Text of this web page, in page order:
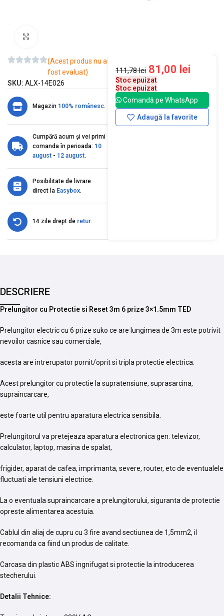
(Acest produs nu a
fost evaluat)
SKU: ALX-14E026
Magazin 100% românesc.
Cumpără acum și vei primi
comanda în perioada: 10
august - 12 august.
Posibilitate de livrare
direct la Easybox.
14 zile drept de retur.
111,78lei 81,00 lei
Stoc epuizat
Stoc epuizat
Comandă pe WhatsApp
Adaugă la favorite
DESCRIERE
Prelungitor cu Protectie si Reset 3m 6 prize 3×1.5mm TED
Prelungitor electric cu 6 prize suko ce are lungimea de 3m este potrivit
nevoilor casnice sau comerciale,
acesta are intrerupator pornit/oprit si tripla protectie electrica.
Acest prelungitor cu protectie la supratensiune, suprasarcina,
supraincarcare,
este foarte util pentru aparatura electrica sensibila.
Prelungitorul va pretejeaza aparatura electronica gen: televizor,
calculator, laptop, masina de spalat,
frigider, aparat de cafea, imprimanta, severe, router, etc de eventualele
fluctuati ale tensiuni electrice.
La o eventuala supraincarcare a prelungitorului, siguranta de protectie
opreste alimentarea acestuia.
Cablul din aliaj de cupru cu 3 fire avand sectiunea de 1,5mm2, il
recomanda ca fiind un produs de calitate.
Carcasa din plastic ABS ingnifugat si protectie la introducerea
stecherului.
Detalii Tehnice: